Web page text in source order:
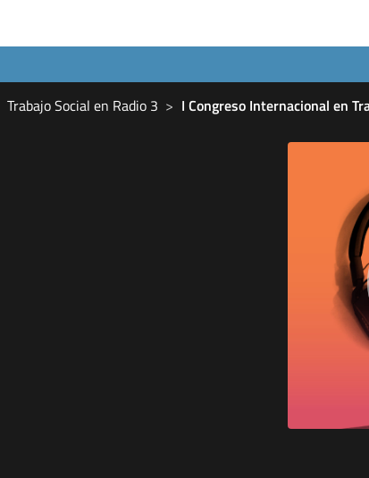
Trabajo Social en Radio 3 I Congreso Internacional en